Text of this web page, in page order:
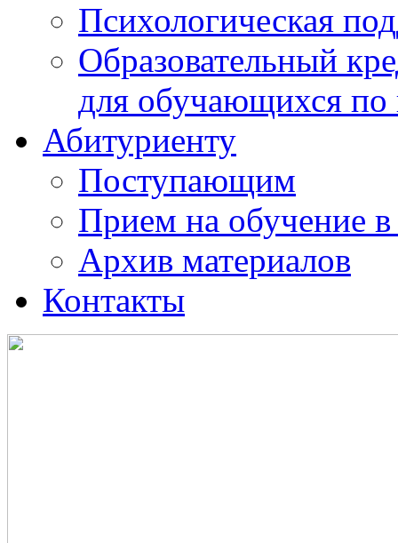
Психологическая
Образовательный
для обучающихся
Абитуриенту
Поступающим
Прием на обучение в
Архив материалов
Контакты